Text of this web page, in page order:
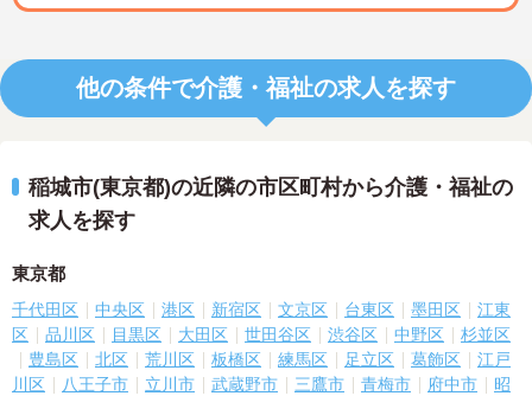
他の条件で介護・福祉の求人を探す
稲城市(東京都)の近隣の市区町村から介護・福祉の
求人を探す
東京都
千代田区 中央区 港区 新宿区 文京区 台東区 墨田区
江東
区
品川区 目黒区 大田区 世田谷区 渋谷区 中野区
杉並区
豊島区
北区 荒川区 板橋区 練馬区 足立区 葛飾区
江戸
川区
八王子市 立川市 武蔵野市 三鷹市 青梅市 府中市
昭